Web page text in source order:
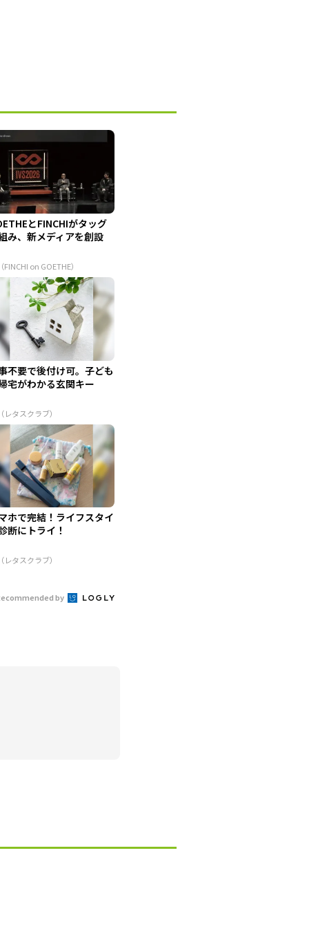
とFINCHIがタッグ
み、新メディアを創設
FINCHI on GOETHE）
不要で後付け可。子ども
宅がわかる玄関キー
レタスクラブ）
ホで完結！ライフスタイ
断にトライ！
レタスクラブ）
by